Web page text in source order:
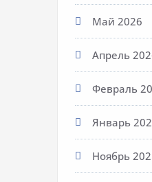
Май 2026
Апрель
Февраль
Январь
Ноябрь